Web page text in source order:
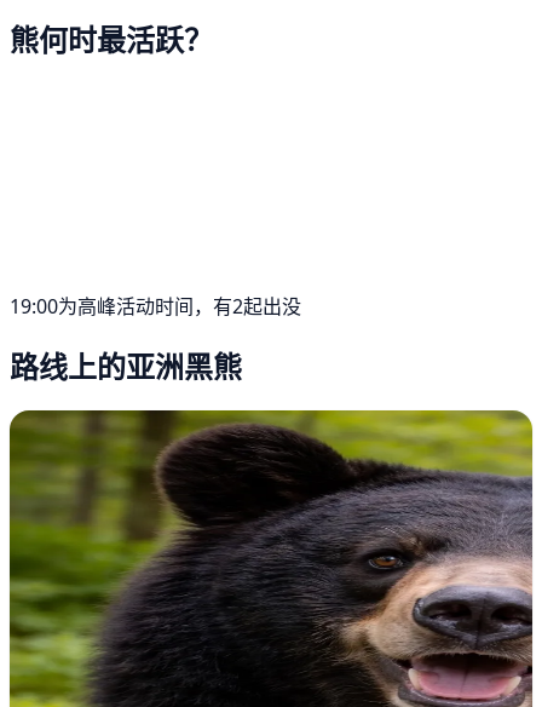
熊何时最活跃？
19:00为高峰活动时间，有2起出没
路线上的亚洲黑熊